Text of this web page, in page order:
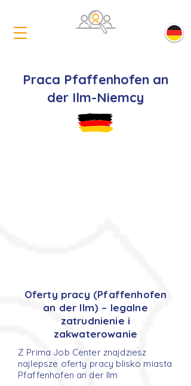
Praca Pfaffenhofen an
der Ilm-Niemcy
Oferty pracy (Pfaffenhofen
an der Ilm) – legalne
zatrudnienie i
zakwaterowanie
Z Prima Job Center znajdziesz
najlepsze oferty pracy blisko miasta
Pfaffenhofen an der Ilm